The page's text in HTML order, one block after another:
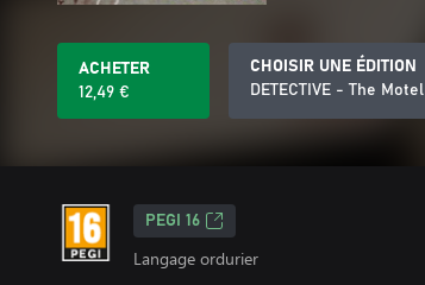
ACHETER
12,49 €
CHOISIR UNE ÉDITION
DETECTIVE - The Motel
PEGI 16
Langage ordurier